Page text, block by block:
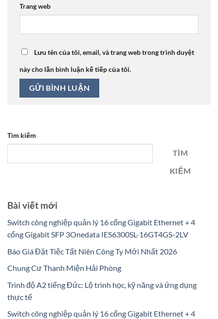
Trang web
Lưu tên của tôi, email, và trang web trong trình duyệt
này cho lần bình luận kế tiếp của tôi.
Tìm kiếm
TÌM
KIẾM
Bài viết mới
Switch công nghiệp quản lý 16 cổng Gigabit Ethernet + 4
cổng Gigabit SFP 3Onedata IES6300SL-16GT4GS-2LV
Báo Giá Đặt Tiệc Tất Niên Công Ty Mới Nhất 2026
Chung Cư Thanh Miện Hải Phòng
Trình độ A2 tiếng Đức: Lộ trình học, kỹ năng và ứng dụng
thực tế
Switch công nghiệp quản lý 16 cổng Gigabit Ethernet + 4